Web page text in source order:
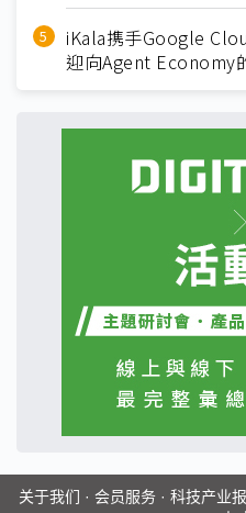
iKala携手Google
迎向Agent Economy
关于我们 · 会员服务· 科技产业